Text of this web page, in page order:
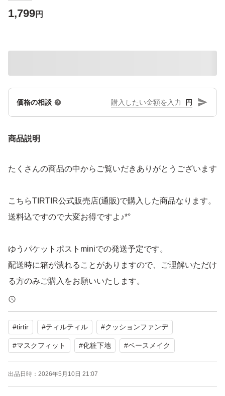
1,799円
価格の相談 円
商品説明
たくさんの商品の中からご覧いだきありがとうございます
こちらTIRTIR公式販売店(通販)で購入した商品なります。
送料込ですので大変お得ですよ♪*°
ゆうパケットポストminiでの発送予定です。
配送時に箱が潰れることがありますので、ご理解いただけ
る方のみご購入をお願いいたします。
他にもティルティルの商品出品しております。
よろしくお願いいたします.*
- - - - - - - - - - - - - - - - - - - - - - - - - -
#tirtir #ティルティル #クッションファンデ
#マスクフィット #化粧下地 #ベースメイク
出品日時： 2026年5月10日 21:07